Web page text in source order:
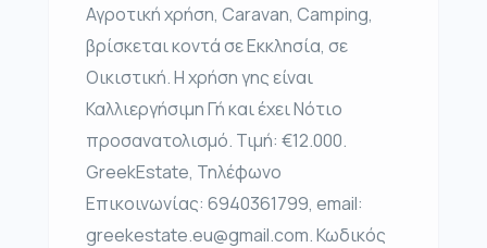
Αγροτική χρήση, Caravan, Camping,
βρίσκεται κοντά σε Εκκλησία, σε
Οικιστική. Η χρήση γης είναι
Καλλιεργήσιμη Γή και έχει Νότιο
προσανατολισμό. Τιμή: €12.000.
GreekEstate, Τηλέφωνο
Επικοινωνίας: 6940361799, email:
greekestate.eu@gmail.com. Κωδικός